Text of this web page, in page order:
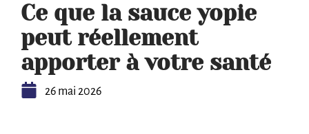
Ce que la sauce yopie
peut réellement
apporter à votre santé
26 mai 2026